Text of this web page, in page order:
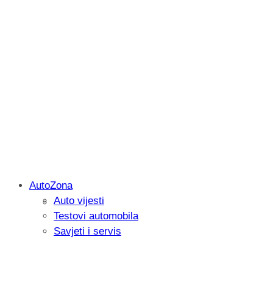
Savjetujemo: Što učiniti kada vaš
AutoZona
Auto vijesti
Testovi automobila
Savjeti i servis